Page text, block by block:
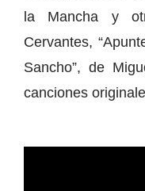
la Mancha y
Cervantes,
Sancho”, de
canciones